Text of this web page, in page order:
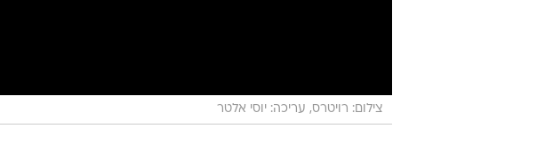
צילום: רויטרס, עריכה: יוסי אלטר